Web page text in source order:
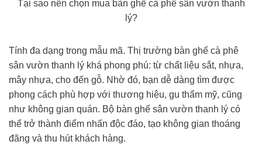
Tại sao nên chọn mua bàn ghế cà phê sân vườn thanh
lý?
Tính đa dạng trong mẫu mã. Thị trường bàn ghế cà phê
sân vườn thanh lý khá phong phú: từ chất liệu sắt, nhựa,
mây nhựa, cho đến gỗ. Nhờ đó, bạn dễ dàng tìm được
phong cách phù hợp với thương hiệu, gu thẩm mỹ, cũng
như không gian quán. Bộ bàn ghế sân vườn thanh lý có
thể trở thành điểm nhấn độc đáo, tạo không gian thoáng
đãng và thu hút khách hàng.